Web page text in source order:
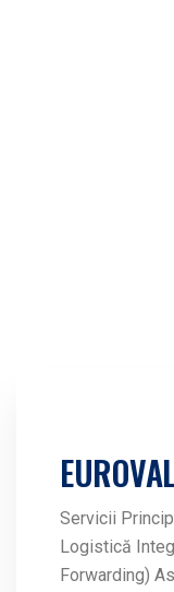
Servicii
Logistică
Forwarding)